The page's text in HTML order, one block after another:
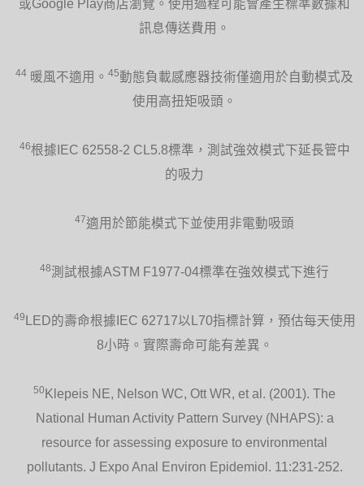
或Google Play商店瀏覽。使用過程可能會產生標準數據和
訊息傳送費用。
44 暖風不適用。 45動態負載感應器技術僅適用於自動模式及
使用高扭矩吸頭。
46根據IEC 62558-2 CL5.8標準，測試強效模式下延長管中
的吸力
47適用於節能模式下並使用非電動吸頭
48測試根據ASTM F1977-04標準在強效模式下進行
49
LED的壽命根據IEC 62717以L70指標計算，預估每天使用
8小時。實際壽命可能有差異。
50 Klepeis NE, Nelson WC, Ott WR, et al. (2001). The
National Human Activity Pattern Survey (NHAPS): a
resource for assessing exposure to environmental
pollutants. J Expo Anal Environ Epidemiol. 11:231-252.